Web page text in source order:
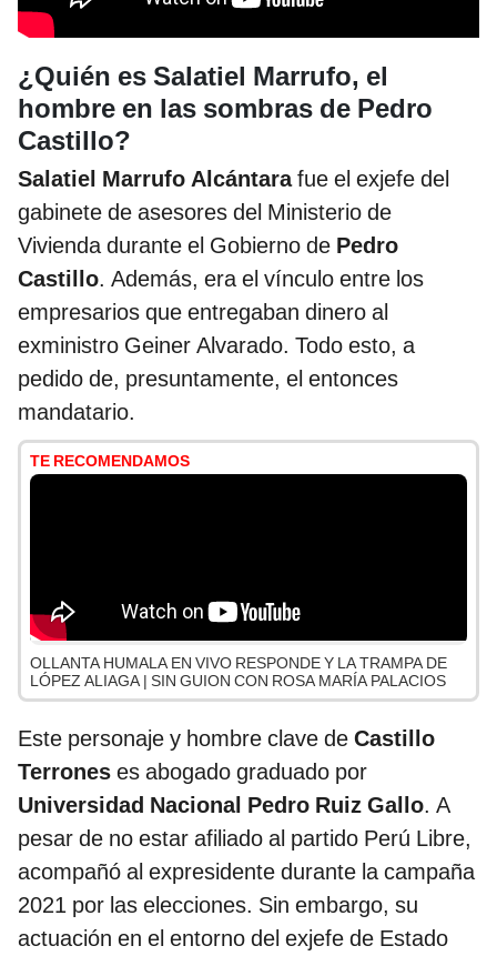
¿Quién es Salatiel Marrufo, el
hombre en las sombras de Pedro
Castillo?
Salatiel Marrufo Alcántarafue el exjefe del
gabinete de asesores del Ministerio de
Vivienda durante el Gobierno de Pedro
Castillo. Además, era el vínculo entre los
empresarios que entregaban dinero al
exministro Geiner Alvarado. Todo esto, a
pedido de, presuntamente, el entonces
mandatario.
TE RECOMENDAMOS
OLLANTA HUMALA EN VIVO RESPONDE Y LA TRAMPA DE
LÓPEZ ALIAGA | SIN GUION CON ROSA MARÍA PALACIOS
Este personaje y hombre clave de Castillo
Terrones es abogado graduado por
Universidad Nacional Pedro Ruiz Gallo. A
pesar de no estar afiliado al partido Perú Libre,
acompañó al expresidente durante la campaña
2021 por las elecciones. Sin embargo, su
actuación en el entorno del exjefe de Estado